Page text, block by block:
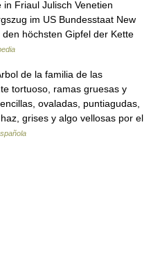
Friaul Julisch Venetien
im US Bundesstaat New
höchsten Gipfel der Kette
de la familia de las
tortuoso, ramas gruesas y
ovaladas, puntiagudas,
grises y algo vellosas por el